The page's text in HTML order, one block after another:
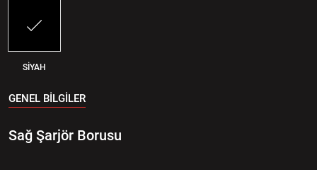
SİYAH
GENEL BİLGİLER
Sağ Şarjör Borusu